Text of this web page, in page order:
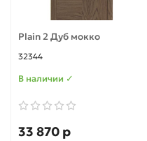
Plain 2 Дуб мокко
32344
В наличии ✓
33 870 р